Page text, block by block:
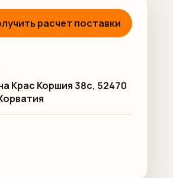
расчет поставки
Крас Коршия 38c, 52470